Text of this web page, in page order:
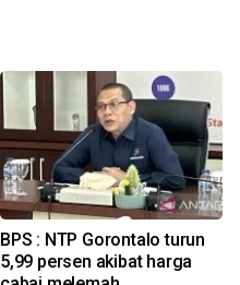
BPS : NTP Gorontalo turun
5,99 persen akibat harga